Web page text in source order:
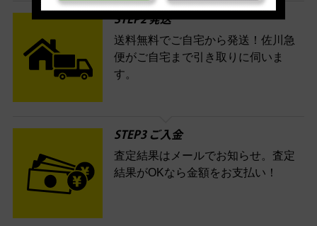
STEP2 発送
送料無料でご自宅から発送！佐川急
便がご自宅まで引き取りに伺いま
す。
STEP3 ご入金
査定結果はメールでお知らせ。査定
結果がOKなら金額をお支払い！